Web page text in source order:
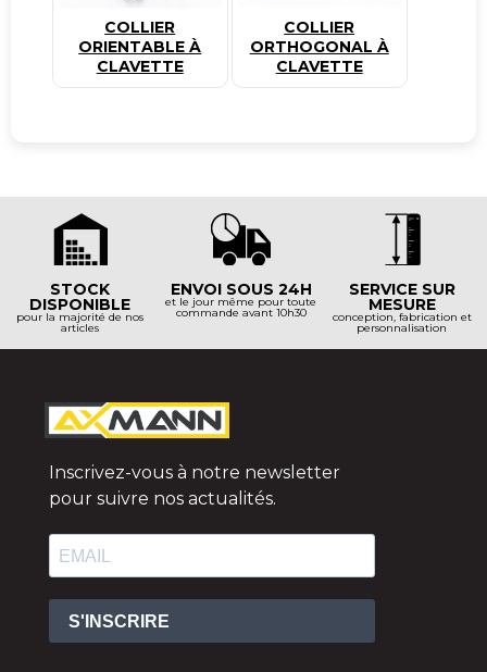
COLLIER
ORIENTABLE À
CLAVETTE
COLLIER
ORTHOGONAL À
CLAVETTE
STOCK
DISPONIBLE
pour la majorité de nos
articles
ENVOI SOUS 24H
et le jour même pour toute
commande avant 10h30
SERVICE SUR
MESURE
conception, fabrication et
personnalisation
Inscrivez-vous à notre newsletter
pour suivre nos actualités.
S'INSCRIRE